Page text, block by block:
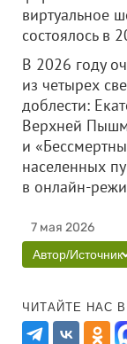
виртуальное
состоялось в
В 2026 году
из четырех
доблести:
Верхней
и
населенных
в онлайн-
7 мая 2026
Автор/Источник
ЧИТАЙТЕ НАС